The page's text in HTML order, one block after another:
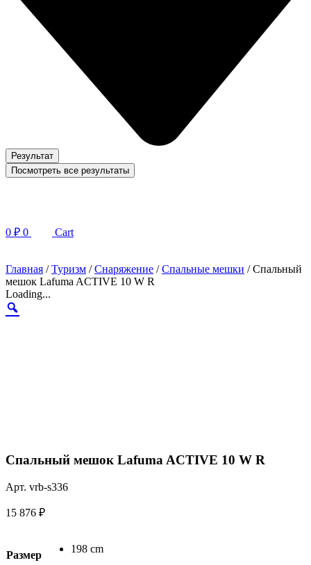
Результат
Посмотреть все результаты
0 ₽ 0 Cart
Главная /Туризм /Снаряжение /Спальные мешки / Спальный
мешок Lafuma ACTIVE 10 W R
Loading...
Спальный мешок Lafuma ACTIVE 10 W R
Арт. vrb-s336
15 876 ₽
Размер
198 cm